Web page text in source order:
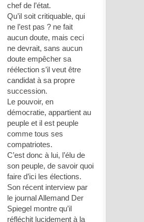
chef de l’état.
Qu’il soit critiquable, qui
ne l’est pas ? ne fait
aucun doute, mais ceci
ne devrait, sans aucun
doute empêcher sa
réélection s’il veut être
candidat à sa propre
succession.
Le pouvoir, en
démocratie, appartient au
peuple et il est peuple
comme tous ses
compatriotes.
C’est donc à lui, l’élu de
son peuple, de savoir quoi
faire d’ici les élections.
Son récent interview par
le journal Allemand Der
Spiegel montre qu’il
réfléchit lucidement à la